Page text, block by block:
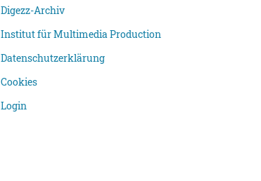
Digezz-Archiv
Institut für Multimedia Production
Datenschutzerklärung
Cookies
Login